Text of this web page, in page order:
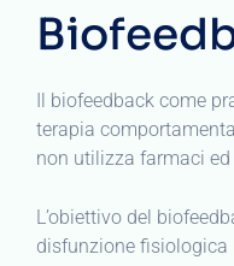
Il biofeedback come
terapia
non utilizza farmaci
L’obiettivo del
disfunzione fisiologica